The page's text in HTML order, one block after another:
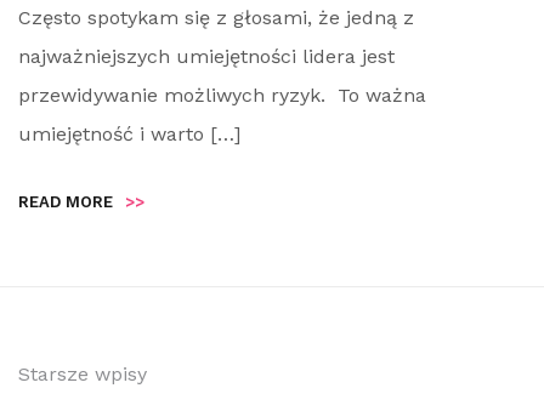
Często spotykam się z głosami, że jedną z
najważniejszych umiejętności lidera jest
przewidywanie możliwych ryzyk. To ważna
umiejętność i warto […]
READ MORE >>
Starsze wpisy